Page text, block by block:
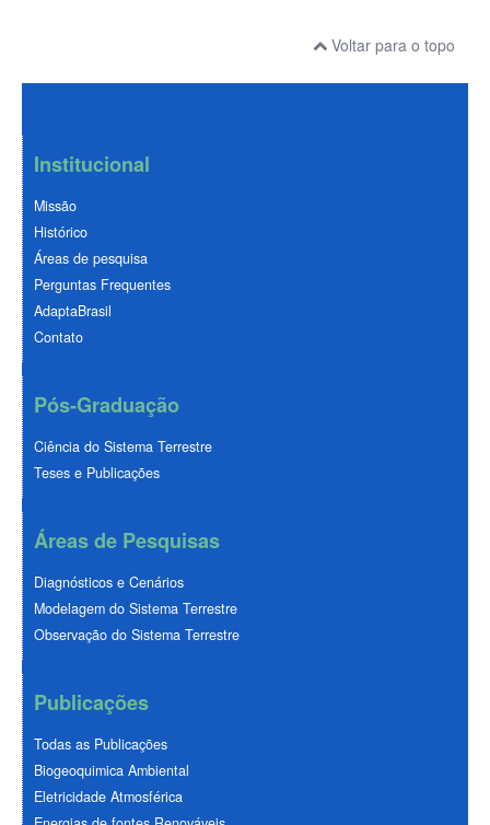
Voltar para o topo
Institucional
Missão
Histórico
Áreas de pesquisa
Perguntas Frequentes
AdaptaBrasil
Contato
Pós-Graduação
Ciência do Sistema Terrestre
Teses e Publicações
Áreas de Pesquisas
Diagnósticos e Cenários
Modelagem do Sistema Terrestre
Observação do Sistema Terrestre
Publicações
Todas as Publicações
Biogeoquimica Ambiental
Eletricidade Atmosférica